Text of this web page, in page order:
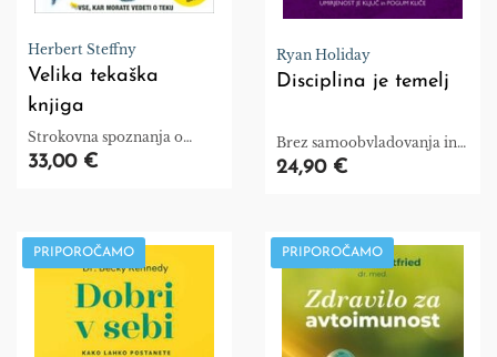
Herbert Steffny
Velika tekaška
knjiga
Strokovna spoznanja o
opremi, učenju teka,
treningu, motivaciji,
33,00 €
Ryan Holiday
Disciplina je temelj
Brez samoobvladovanja in
discipline ni mogoče veliko
doseči.
24,90 €
PRIPOROČAMO PRIPOROČAMO